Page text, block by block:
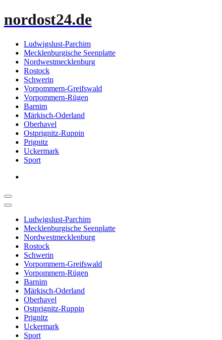
Inhalt
nordost24.de
Ludwigslust-Parchim
Mecklenburgische Seenplatte
Nordwestmecklenburg
Rostock
Schwerin
Vorpommern-Greifswald
Vorpommern-Rügen
Barnim
Märkisch-Oderland
Oberhavel
Ostprignitz-Ruppin
Prignitz
Uckermark
Sport
Ludwigslust-Parchim
Mecklenburgische Seenplatte
Nordwestmecklenburg
Rostock
Schwerin
Vorpommern-Greifswald
Vorpommern-Rügen
Barnim
Märkisch-Oderland
Oberhavel
Ostprignitz-Ruppin
Prignitz
Uckermark
Sport